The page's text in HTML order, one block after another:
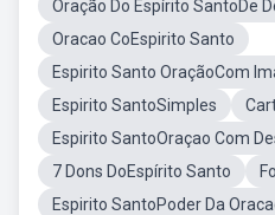
Oração Do Espírito SantoDe
Oracao CoEspirito Santo
Espirito Santo OraçãoCom
Espirito SantoSimples
Espirito SantoOraçao Com
7 Dons DoEspírito Santo
Espirito SantoPoder Da